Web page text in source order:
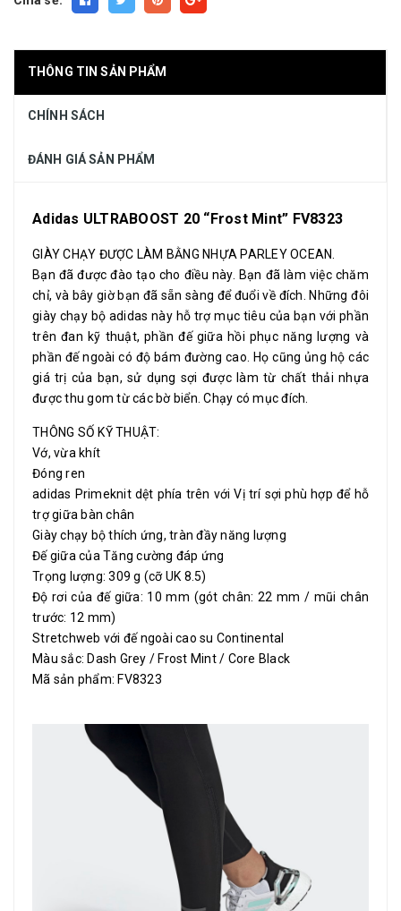
THÔNG TIN SẢN PHẨM
CHÍNH SÁCH
ĐÁNH GIÁ SẢN PHẨM
Adidas ULTRABOOST 20 “Frost Mint” FV8323
GIÀY CHẠY ĐƯỢC LÀM BẰNG NHỰA PARLEY OCEAN.
Bạn đã được đào tạo cho điều này. Bạn đã làm việc chăm
chỉ, và bây giờ bạn đã sẵn sàng để đuổi về đích. Những đôi
giày chạy bộ adidas này hỗ trợ mục tiêu của bạn với phần
trên đan kỹ thuật, phần đế giữa hồi phục năng lượng và
phần đế ngoài có độ bám đường cao. Họ cũng ủng hộ các
giá trị của bạn, sử dụng sợi được làm từ chất thải nhựa
được thu gom từ các bờ biển. Chạy có mục đích.
THÔNG SỐ KỸ THUẬT:
Vớ, vừa khít
Đóng ren
adidas Primeknit dệt phía trên với Vị trí sợi phù hợp để hỗ
trợ giữa bàn chân
Giày chạy bộ thích ứng, tràn đầy năng lượng
Đế giữa của Tăng cường đáp ứng
Trọng lượng: 309 g (cỡ UK 8.5)
Độ rơi của đế giữa: 10 mm (gót chân: 22 mm / mũi chân
trước: 12 mm)
Stretchweb với đế ngoài cao su Continental
Màu sắc: Dash Grey / Frost Mint / Core Black
Mã sản phẩm: FV8323